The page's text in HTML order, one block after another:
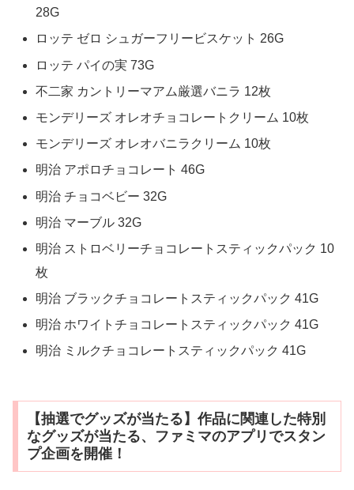
28G
ロッテ ゼロ シュガーフリービスケット 26G
ロッテ パイの実 73G
不二家 カントリーマアム厳選バニラ 12枚
モンデリーズ オレオチョコレートクリーム 10枚
モンデリーズ オレオバニラクリーム 10枚
明治 アポロチョコレート 46G
明治 チョコベビー 32G
明治 マーブル 32G
明治 ストロベリーチョコレートスティックパック 10
枚
明治 ブラックチョコレートスティックパック 41G
明治 ホワイトチョコレートスティックパック 41G
明治 ミルクチョコレートスティックパック 41G
【抽選でグッズが当たる】作品に関連した特別
なグッズが当たる、ファミマのアプリでスタン
プ企画を開催！